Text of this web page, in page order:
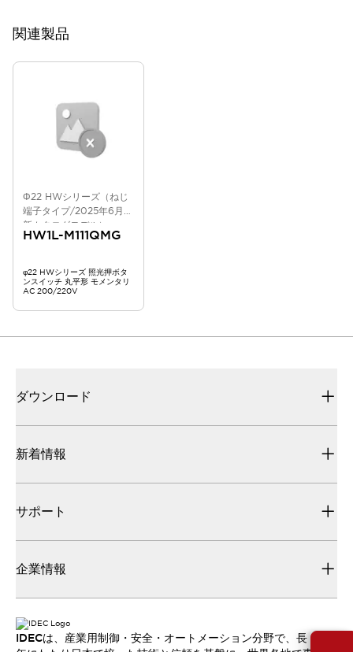
関連製品
Φ22 HWシリーズ（ねじ
端子タイプ/2025年6月版
新カタログモデル）
HW1L-M111QMG
φ22 HWシリーズ 照光押ボタ
ンスイッチ 丸平形 モメンタリ
AC 200/220V
ダウンロード
新着情報
サポート
企業情報
IDECは、産業用制御・安全・オートメーション分野で、長